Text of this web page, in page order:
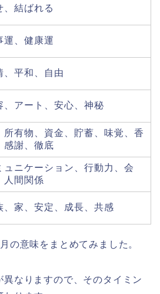
、結ばれる
運、健康運
、平和、自由
、アート、安心、神秘
所有物、資金、貯蓄、味覚、香
感謝、徹底
ュニケーション、行動力、会
人間関係
、家、安定、成長、共感
の意味をまとめてみました。
異なりますので、そのタイミン